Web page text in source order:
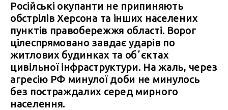
Російські окупанти не припиняють
обстрілів Херсона та інших населених
пунктів правобережжя області. Ворог
цілеспрямовано завдає ударів по
житлових будинках та обʼєктах
цивільної інфраструктури. На жаль, через
агресію РФ минулої доби не минулось
без постраждалих серед мирного
населення.